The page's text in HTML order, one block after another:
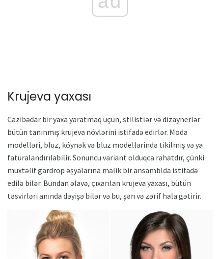
Krujeva yaxası
Cazibədar bir yaxa yaratmaq üçün, stilistlər və dizaynerlər
bütün tanınmış krujeva növlərini istifadə edirlər. Moda
modelləri, bluz, köynək və bluz modellərində tikilmiş və ya
faturalandırılabilir. Sonuncu variant olduqca rahatdır, çünki
müxtəlif gardrop əşyalarına malik bir ansamblda istifadə
edilə bilər. Bundan əlavə, çıxarılan krujeva yaxası, bütün
təsvirləri anında dəyişə bilər və bu, şən və zərif hala gətirir.